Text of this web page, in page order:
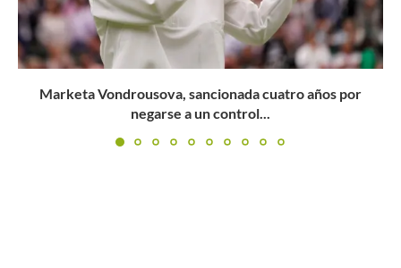
Consumió un jarabe para la tos y fue suspendido por...